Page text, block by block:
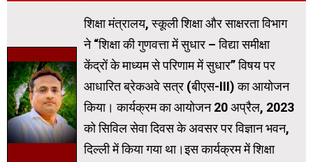
शिक्षा मंत्रालय, स्कूली शिक्षा और साक्षरता विभाग
ने “शिक्षा की गुणवत्ता में सुधार – विद्या समीक्षा
केंद्रों के माध्यम से परिणाम में सुधार” विषय पर
आधारित ब्रेकअवे सत्र (बीएस-III) का आयोजन
किया। कार्यक्रम का आयोजन 20 अप्रैल, 2023
को सिविल सेवा दिवस के अवसर पर विज्ञान भवन,
दिल्ली में किया गया था।इस कार्यक्रम में शिक्षा